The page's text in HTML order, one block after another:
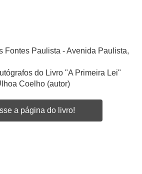
Fontes Paulista - Avenida Paulista,
do Livro "A Primeira Lei"
Coelho (autor)
a página do livro!